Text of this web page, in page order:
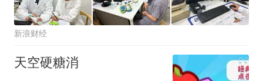
新浪财经
天空硬糖消